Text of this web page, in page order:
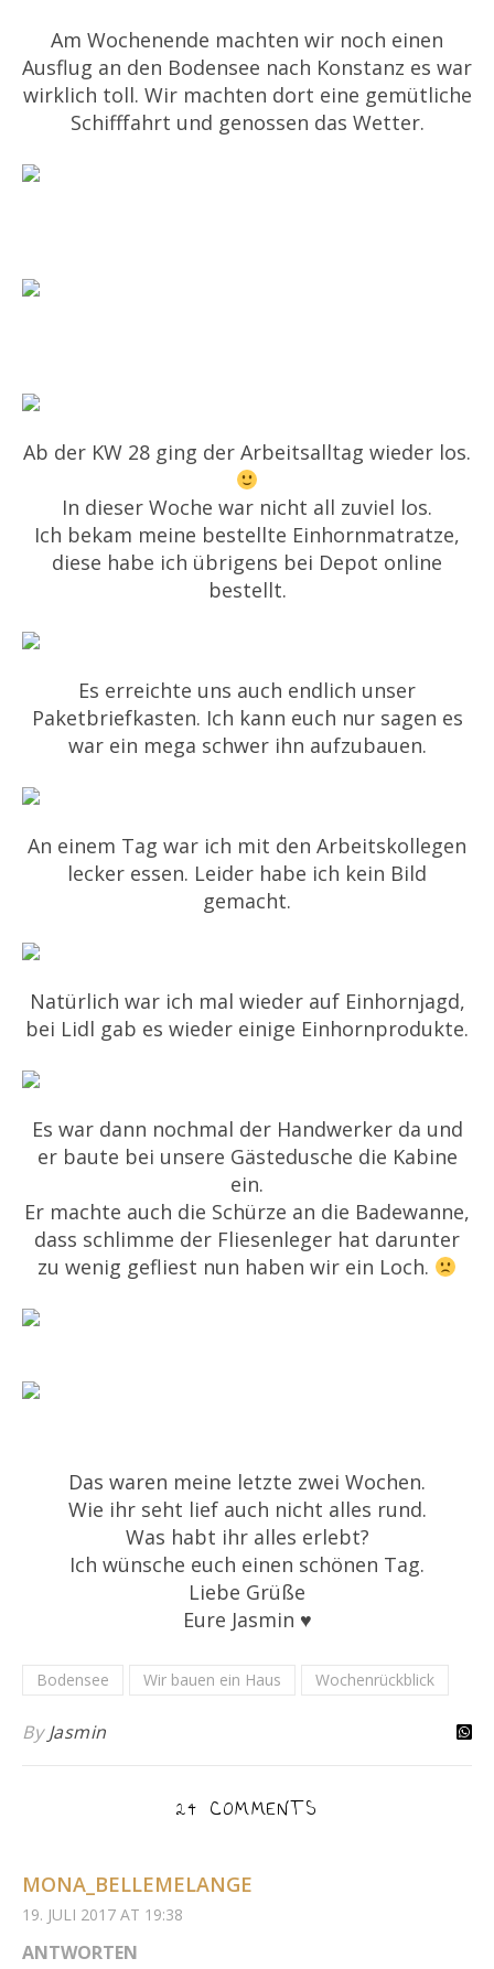
Am Wochenende machten wir noch einen
Ausflug an den Bodensee nach Konstanz es war
wirklich toll. Wir machten dort eine gemütliche
Schifffahrt und genossen das Wetter.
Ab der KW 28 ging der Arbeitsalltag wieder los.
In dieser Woche war nicht all zuviel los.
Ich bekam meine bestellte Einhornmatratze,
diese habe ich übrigens bei Depot online
bestellt.
Es erreichte uns auch endlich unser
Paketbriefkasten. Ich kann euch nur sagen es
war ein mega schwer ihn aufzubauen.
An einem Tag war ich mit den Arbeitskollegen
lecker essen. Leider habe ich kein Bild
gemacht.
Natürlich war ich mal wieder auf Einhornjagd,
bei Lidl gab es wieder einige Einhornprodukte.
Es war dann nochmal der Handwerker da und
er baute bei unsere Gästedusche die Kabine
ein.
Er machte auch die Schürze an die Badewanne,
dass schlimme der Fliesenleger hat darunter
zu wenig gefliest nun haben wir ein Loch.
Das waren meine letzte zwei Wochen.
Wie ihr seht lief auch nicht alles rund.
Was habt ihr alles erlebt?
Ich wünsche euch einen schönen Tag.
Liebe Grüße
Eure Jasmin ♥
Bodensee Wir bauen ein Haus Wochenrückblick
ByJasmin
24 COMMENTS
MONA_BELLEMELANGE
19. JULI 2017 AT 19:38
ANTWORTEN